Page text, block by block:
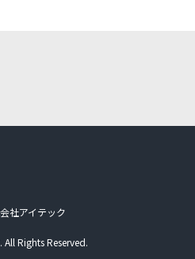
社アイテック
Rights Reserved.